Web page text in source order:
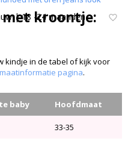
met kroontje:
kindje in de tabel of kijk voor
maatinformatie pagina.
baby Hoofdmaat
33-35
| 18 -24 maanden